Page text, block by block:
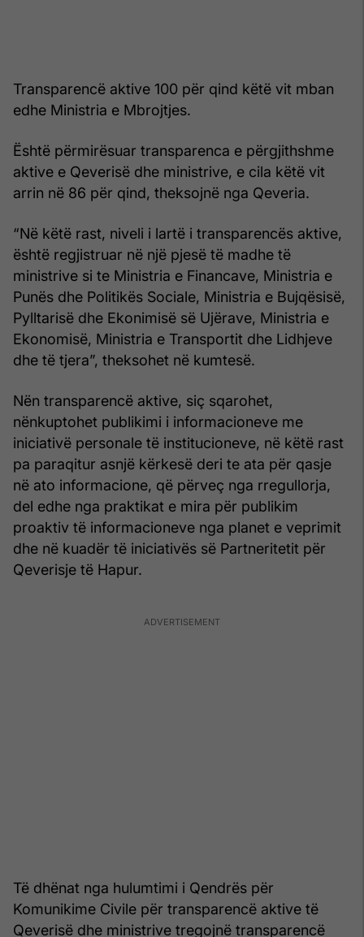
Transparencë aktive 100 për qind këtë vit mban
edhe Ministria e Mbrojtjes.
Është përmirësuar transparenca e përgjithshme
aktive e Qeverisë dhe ministrive, e cila këtë vit
arrin në 86 për qind, theksojnë nga Qeveria.
“Në këtë rast, niveli i lartë i transparencës aktive,
është regjistruar në një pjesë të madhe të
ministrive si te Ministria e Financave, Ministria e
Punës dhe Politikës Sociale, Ministria e Bujqësisë,
Pylltarisë dhe Ekonimisë së Ujërave, Ministria e
Ekonomisë, Ministria e Transportit dhe Lidhjeve
dhe të tjera”, theksohet në kumtesë.
Nën transparencë aktive, siç sqarohet,
nënkuptohet publikimi i informacioneve me
iniciativë personale të institucioneve, në këtë rast
pa paraqitur asnjë kërkesë deri te ata për qasje
në ato informacione, që përveç nga rregullorja,
del edhe nga praktikat e mira për publikim
proaktiv të informacioneve nga planet e veprimit
dhe në kuadër të iniciativës së Partneritetit për
Qeverisje të Hapur.
Të dhënat nga hulumtimi i Qendrës për
Komunikime Civile për transparencë aktive të
Qeverisë dhe ministrive tregojnë transparencë